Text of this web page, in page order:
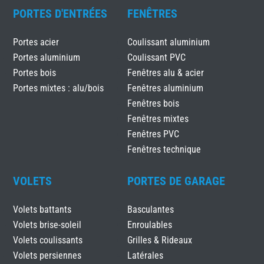
PORTES D'ENTRÉES
Portes acier
Portes aluminium
Portes bois
Portes mixtes : alu/bois
FENÊTRES
Coulissant aluminium
Coulissant PVC
Fenêtres alu & acier
Fenêtres aluminium
Fenêtres bois
Fenêtres mixtes
Fenêtres PVC
Fenêtres technique
VOLETS
Volets battants
Volets brise-soleil
Volets coulissants
Volets persiennes
PORTES DE GARAGE
Basculantes
Enroulables
Grilles & Rideaux
Latérales